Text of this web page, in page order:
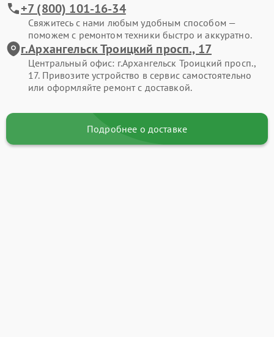
+7 (800) 101-16-34
Свяжитесь с нами любым удобным способом —
поможем с ремонтом техники быстро и аккуратно.
г.Архангельск Троицкий просп., 17
Центральный офис: г.Архангельск Троицкий просп.,
17. Привозите устройство в сервис самостоятельно
или оформляйте ремонт с доставкой.
Подробнее о доставке